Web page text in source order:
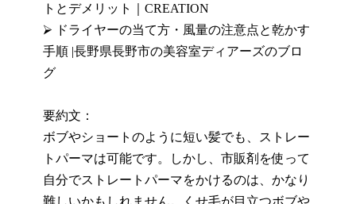
トとデメリット
｜CREATION
⮚ ドライヤーの当て方・風量の注意点と乾かす
手順 |長野県長野市の美容室ディアーズのブロ
グ
要約文：
ボブやショートのように短い髪でも、ストレー
トパーマは可能です。しかし、市販剤を使って
自分でストレートパーマをかけるのは、かなり
難しいかもしれません。くせ毛が目立つボブや